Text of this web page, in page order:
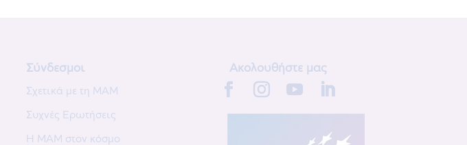
Σύνδεσμοι
Σχετικά με τη MAM
Συχνές Eρωτήσεις
Η MAM στον κόσμο
Ακολουθήστε μας